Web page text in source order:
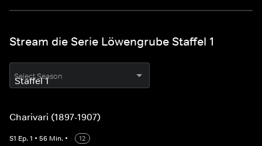
Stream die Serie Löwengrube Staffel 1
Select Season
Charivari (1897-1907)
S1 Ep.1 • 56 Min. •
12